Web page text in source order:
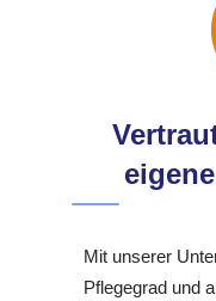
Mit unserer
Pflegegrad und